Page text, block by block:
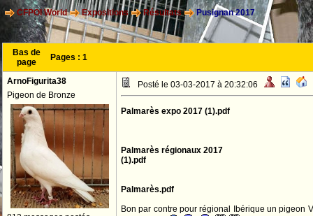
CFPOI World Expositions Résultats Pusignan 2017
Bas de
page
Pages : 1
ArnoFigurita38
Pigeon de Bronze
Posté le 03-03-2017 à 20:32:06
Palmarès expo 2017 (1).pdf
Palmarès régionaux 2017
(1).pdf
Palmarès.pdf
Bon par contre pour régional Ibérique un pigeon